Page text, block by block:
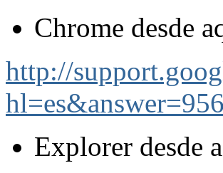
Chrome desde
http://
Explorer desde